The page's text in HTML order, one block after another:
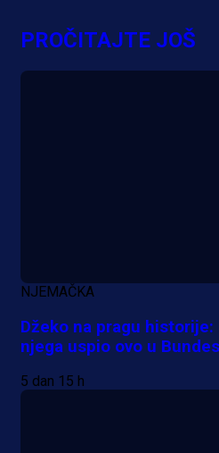
Njegova objava
zanimljivom
PROČITAJTE JOŠ
NJEMAČKA
Džeko na pragu
njega uspio ovo u
5 dan 15 h